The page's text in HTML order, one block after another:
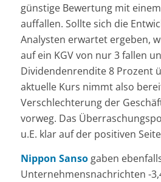
günstige Bewertung mit
auffallen. Sollte sich die
Analysten erwartet ergeben,
auf ein KGV von nur 3 fallen
Dividendenrendite 8 Prozent
aktuelle Kurs nimmt also
Verschlechterung der
vorweg. Das
u.E. klar auf der positiven
Nippon Sansogaben
Unternehmensnachrichten -